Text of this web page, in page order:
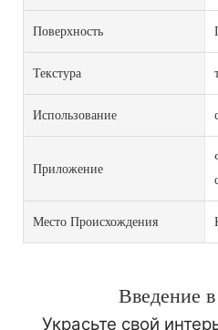
Поверхность
Текстура
Использование
Приложение
Место Происхождения
Введение
Украсьте свой